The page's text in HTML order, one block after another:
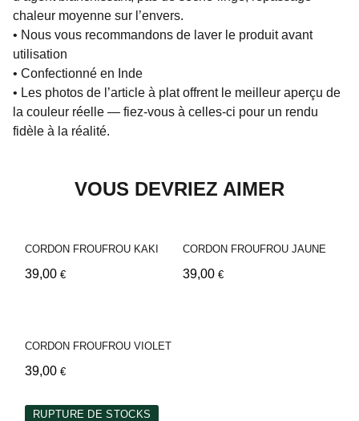
chaleur moyenne sur l’envers.
• Nous vous recommandons de laver le produit avant
utilisation
• Confectionné en Inde
• Les photos de l’article à plat offrent le meilleur aperçu de
la couleur réelle — fiez-vous à celles-ci pour un rendu
fidèle à la réalité.
VOUS DEVRIEZ AIMER
CORDON FROUFROU KAKI
39,00 €
CORDON FROUFROU JAUNE
39,00 €
CORDON FROUFROU VIOLET
39,00 €
RUPTURE DE STOCKS